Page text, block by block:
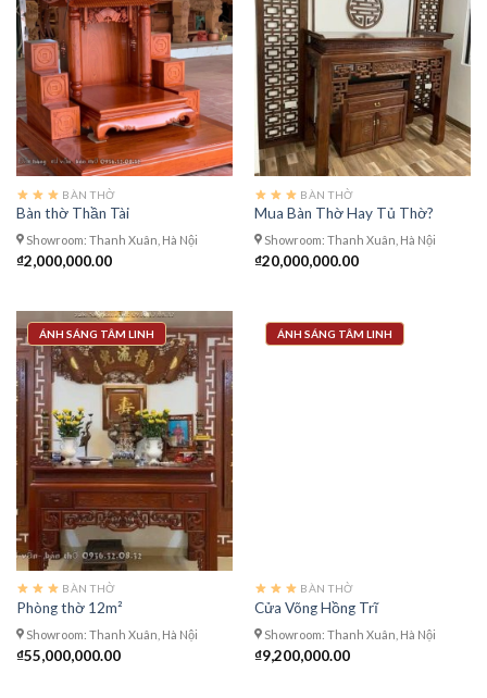
BÀN THỜ
Bàn thờ Thần Tài
Showroom: Thanh Xuân, Hà Nội
₫2,000,000.00
BÀN THỜ
Mua Bàn Thờ Hay Tủ Thờ?
Showroom: Thanh Xuân, Hà Nội
₫20,000,000.00
ÁNH SÁNG TÂM LINH
BÀN THỜ
Phòng thờ 12m²
Showroom: Thanh Xuân, Hà Nội
₫55,000,000.00
ÁNH SÁNG TÂM LINH
BÀN THỜ
Cửa Võng Hồng Trĩ
Showroom: Thanh Xuân, Hà Nội
₫9,200,000.00